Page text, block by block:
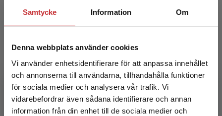
Samtycke Information Om
Denna webbplats använder cookies
Vi använder enhetsidentifierare för att anpassa innehållet
och annonserna till användarna, tillhandahålla funktioner
för sociala medier och analysera vår trafik. Vi
vidarebefordrar även sådana identifierare och annan
information från din enhet till de sociala medier och
Begränsad fraktregion
Pramling, Ingrid m.fl.
349 krinkl. moms
Exkl. moms: 329 kr